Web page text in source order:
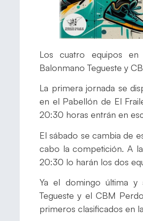
Los cuatro equipos en
Balonmano Tegueste y
La primera jornada se
en el Pabellón de El
20:30 horas entrán en
El sábado se cambia de
cabo la competición. A
20:30 lo harán los dos
Ya el domingo última y
Tegueste y el CBM
primeros clasificados en